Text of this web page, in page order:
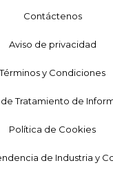
Contáctenos
Aviso de privacidad
Términos y Condiciones
Tratamiento de
Política de Cookies
de Industria y